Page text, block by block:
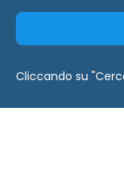
Cliccando su